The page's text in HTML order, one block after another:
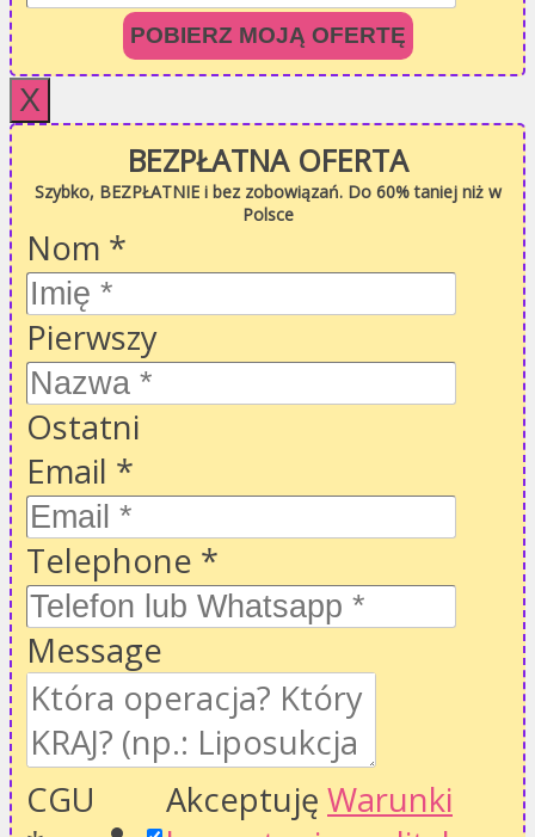
POBIERZ MOJĄ OFERTĘ
X
BEZPŁATNA OFERTA
Szybko, BEZPŁATNIE i bez zobowiązań. Do 60% taniej niż w
Polsce
Nom *
Pierwszy
Ostatni
Email *
Telephone *
Message
CGU
Akceptuję Warunki